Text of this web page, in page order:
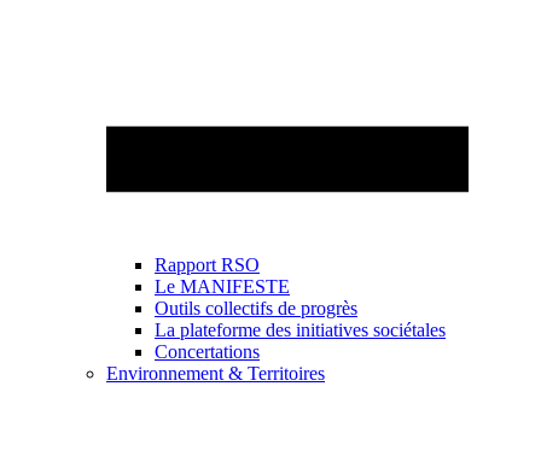
Rapport RSO
Le MANIFESTE
Outils collectifs de progrès
La plateforme des initiatives sociétales
Concertations
Environnement & Territoires